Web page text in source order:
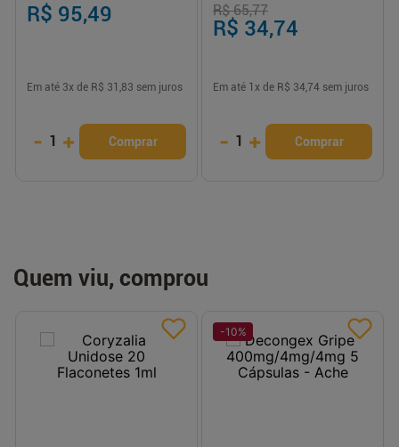
R$ 95,49
Em até 3x de R$ 31,83 sem juros
- 1 + Comprar
R$ 65,77
R$ 34,74
Em até 1 x de R$ 34,74 sem juros
- 1 + Comprar
Quem viu, comprou
-10%